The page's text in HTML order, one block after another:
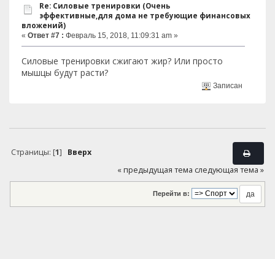
Re: Силовые тренировки (Очень
эффективные,для дома не требующие финансовых
вложений)
« Ответ #7 : Февраль 15, 2018, 11:09:31 am »
Силовые тренировки сжигают жир? Или просто
мышцы будут расти?
Записан
Страницы: [1] Вверх
« предыдущая тема следующая тема »
Перейти в: